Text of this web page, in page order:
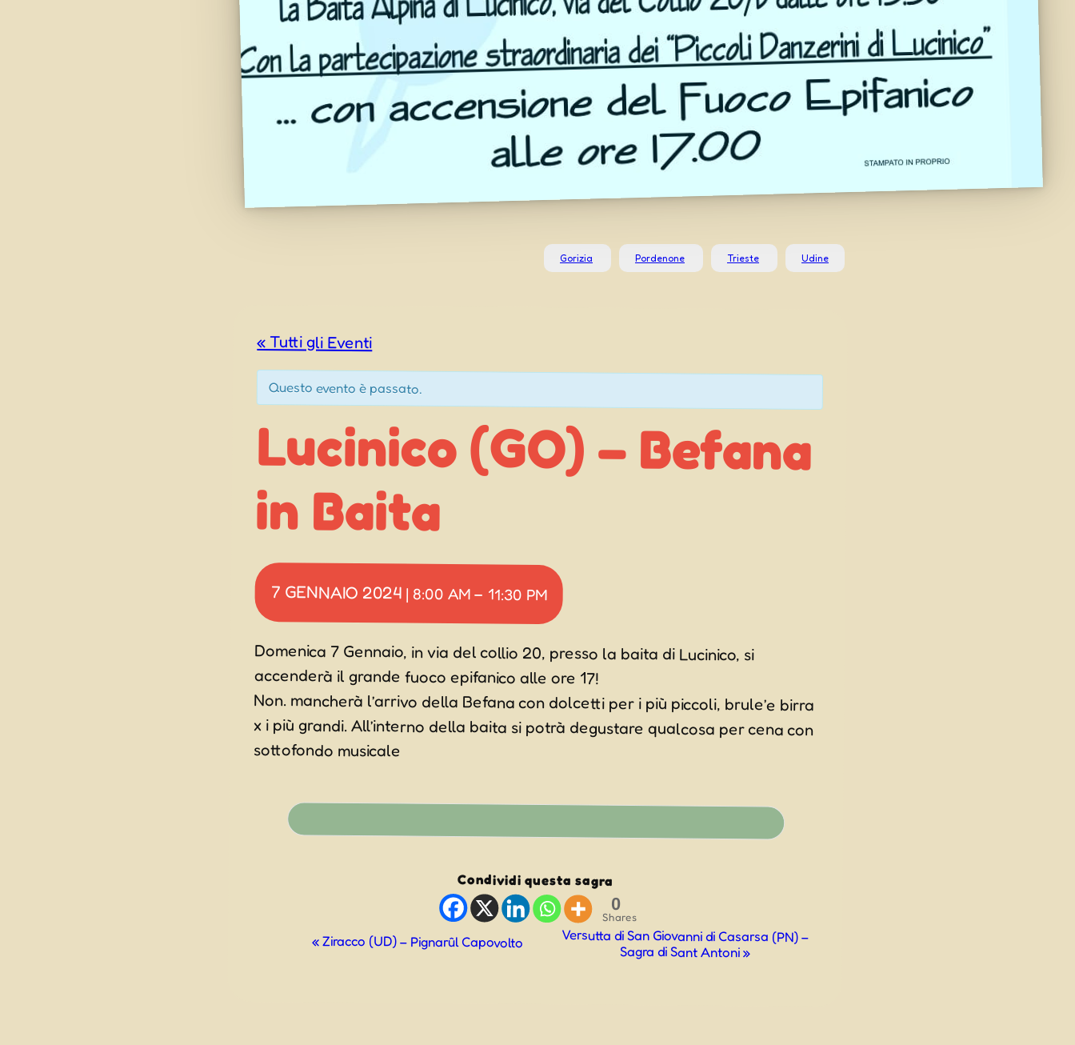
Gorizia Pordenone Trieste Udine
« Tutti gli Eventi
Questo evento è passato.
Lucinico (GO) – Befana
in Baita
7 GENNAIO 2024 | 8:00 AM – 11:30 PM
Domenica 7 Gennaio, in via del collio 20, presso la baita di Lucinico, si
accenderà il grande fuoco epifanico alle ore 17!
Non. mancherà l’arrivo della Befana con dolcetti per i più piccoli, brule’e birra
x i più grandi. All’interno della baita si potrà degustare qualcosa per cena con
sottofondo musicale
Condividi questa sagra
0
Shares
Evento
«Ziracco (UD) – Pignarûl Capovolto Versutta di San Giovanni di Casarsa (PN) –
Sagra di Sant Antoni»